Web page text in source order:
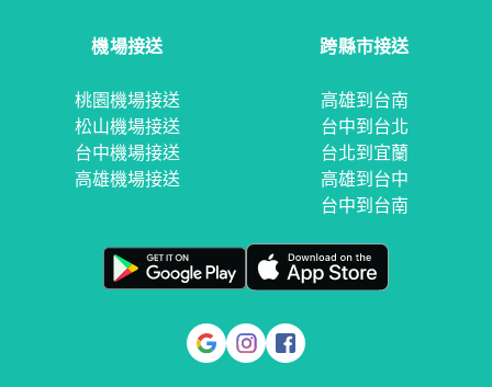
機場接送
桃園機場接送
松山機場接送
台中機場接送
高雄機場接送
跨縣市接送
高雄到台南
台中到台北
台北到宜蘭
高雄到台中
台中到台南